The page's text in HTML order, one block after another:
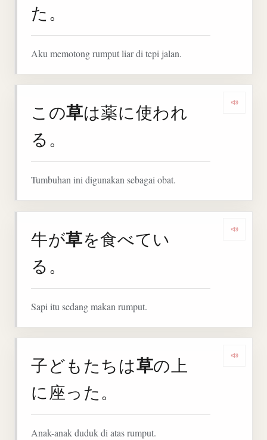
た。
Aku memotong rumput liar di tepi jalan.
この草は薬に使われ
る。
Tumbuhan ini digunakan sebagai obat.
牛が草を食べてい
る。
Sapi itu sedang makan rumput.
子どもたちは草の上
に座った。
Anak-anak duduk di atas rumput.